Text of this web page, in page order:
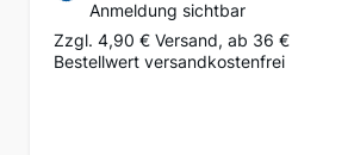
Anmeldung sichtbar
Zzgl. 4,90 € Versand, ab 36 €
Bestellwert versandkostenfrei